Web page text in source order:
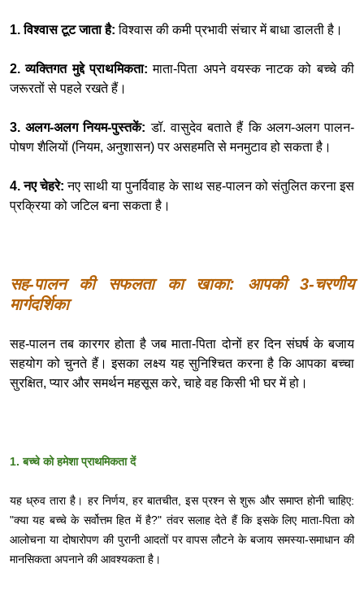
1. विश्वास टूट जाता है: विश्वास की कमी प्रभावी संचार में बाधा डालती है।
2. व्यक्तिगत मुद्दे प्राथमिकता:माता-पिता अपने वयस्क नाटक को बच्चे की
जरूरतों से पहले रखते हैं।
3. अलग-अलग नियम-पुस्तकें:डॉ. वासुदेव बताते हैं कि अलग-अलग पालन-
पोषण शैलियों (नियम, अनुशासन) पर असहमति से मनमुटाव हो सकता है।
4. नए चेहरे:नए साथी या पुनर्विवाह के साथ सह-पालन को संतुलित करना इस
प्रक्रिया को जटिल बना सकता है।
सह-पालन की सफलता का खाका: आपकी 3-चरणीय
मार्गदर्शिका
सह-पालन तब कारगर होता है जब माता-पिता दोनों हर दिन संघर्ष के बजाय
सहयोग को चुनते हैं। इसका लक्ष्य यह सुनिश्चित करना है कि आपका बच्चा
सुरक्षित, प्यार और समर्थन महसूस करे, चाहे वह किसी भी घर में हो।
1. बच्चे को हमेशा प्राथमिकता दें
यह ध्रुव तारा है। हर निर्णय, हर बातचीत, इस प्रश्न से शुरू और समाप्त होनी चाहिए:
"क्या यह बच्चे के सर्वोत्तम हित में है?" तंवर सलाह देते हैं कि इसके लिए माता-पिता को
आलोचना या दोषारोपण की पुरानी आदतों पर वापस लौटने के बजाय समस्या-समाधान की
मानसिकता अपनाने की आवश्यकता है।